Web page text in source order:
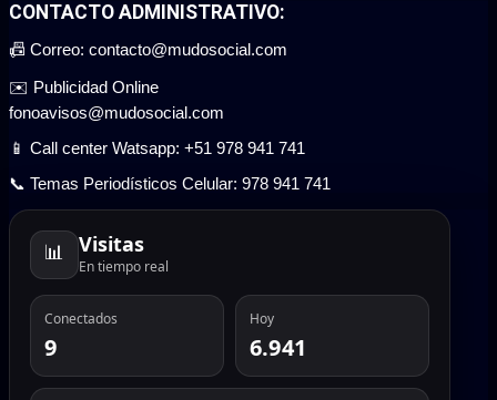
CONTACTO ADMINISTRATIVO:
📠 Correo: contacto@mudosocial.com
✉️ Publicidad Online
fonoavisos@mudosocial.com
📱 Call center Watsapp: +51 978 941 741
📞 Temas Periodísticos Celular: 978 941 741
📊 Visitas
En tiempo real
Conectados
9
Hoy
6.941